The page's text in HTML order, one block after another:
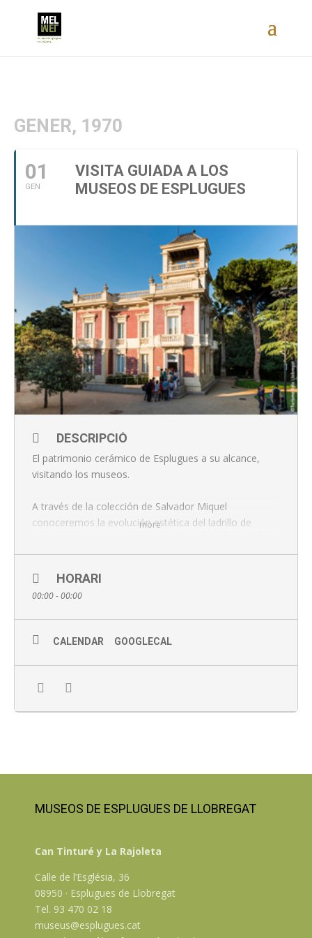
GENER, 1970
01
GEN
VISITA GUIADA A LOS
MUSEOS DE ESPLUGUES
more
DESCRIPCIÓ
El patrimonio cerámico de Esplugues a su alcance,
visitando los museos.
A través de la colección de Salvador Miquel
conoceremos la evolución estética del ladrillo de
cerámica arquitectónica de la antigua fábrica Pujol i
HORARI
00:00 - 00:00
CALENDAR GOOGLECAL
MUSEOS DE ESPLUGUES DE LLOBREGAT
Can Tinturé y La Rajoleta
Calle de l’Església, 36
08950 · Esplugues de Llobregat
Tel. 93 470 02 18
museus@esplugues.cat